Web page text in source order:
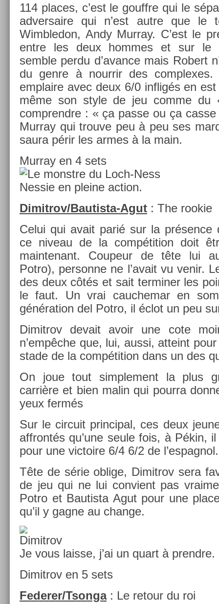
114 places, c’est le gouffre qui le
ad­versaire qui n’est autre que le
Wimbledon, Andy Mur­ray. C’est le
entre les deux hom­mes et sur le
semble perdu d’avan­ce mais Robert
du genre à nour­rir des
emplaire avec deux 6/0 in­fligés en
même son style de jeu comme du
com­prendre : « ça passe ou ça
Mur­ray qui trouve peu à peu ses
saura périr les armes à la main.
Mur­ray en 4 sets
Nes­sie en pleine ac­tion.
Dimitrov/Bautista-Agut : The rookie
Celui qui avait parié sur la présence
ce niveau de la com­péti­tion doit
main­tenant. Co­upeur de tête lui
Potro), per­son­ne ne l’avait vu venir.
des deux côtés et sait ter­min­er les
le faut. Un vrai cauc­hemar en
généra­tion del Potro, il éclot un peu
Di­mit­rov de­vait avoir une cote
n’empêche que, lui, aussi, at­teint
stade de la com­péti­tion dans un des
On joue tout simple­ment la plus
carrière et bien malin qui pour­ra
yeux fermés
Sur le cir­cuit prin­cip­al, ces deux
affrontés qu’une seule fois, à Pékin,
pour une vic­toire 6/4 6/2 de l’es­pagnol.
Tête de série ob­lige, Di­mit­rov sera
de jeu qui ne lui con­vient pas
Potro et Bautis­ta Agut pour une
qu’il y gagne au chan­ge.
Je vous lais­se, j’ai un quart à pre­ndre.
Di­mit­rov en 5 sets
Federer/Tson­ga: Le re­tour du roi